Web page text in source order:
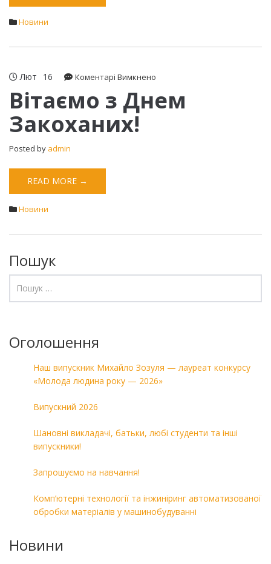
Новини
Лют 16 Коментарі Вимкнено
з
Вітаємо з Днем
Закоханих!
Posted by admin
READ MORE →
Новини
Пошук
Оголошення
Наш випускник Михайло Зозуля — лауреат конкурсу
«Молода людина року — 2026»
Випускний 2026
Шановні викладачі, батьки, любі студенти та інші
випускники!
Запрошуємо на навчання!
Комп’ютерні технології та інжиніринг автоматизованої
обробки матеріалів у машинобудуванні
Новини